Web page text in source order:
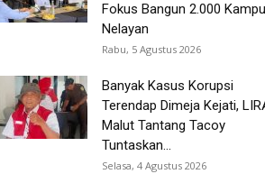
Fokus Bangun 2.000
Nelayan
Rabu, 5 Agustus 2026
Banyak Kasus Korupsi
Terendap Dimeja Kejati,
Malut Tantang Tacoy
Tuntaskan...
Selasa, 4 Agustus 2026